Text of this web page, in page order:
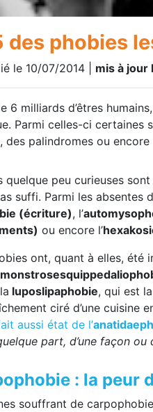
des phobies
le 10/07/2014 | mis à jour
6 milliards d’êtres
Parmi celles-ci certaines
des palindromes ou
quelque peu curieuses
suffi. Parmi les
(écriture), l’
ou encore l’
ont, quant à elles,
luposlipaphobie, qui est
ciré d’une cuisine
aussi état de l’
part, d’une façon ou
: la peur
souffrant de